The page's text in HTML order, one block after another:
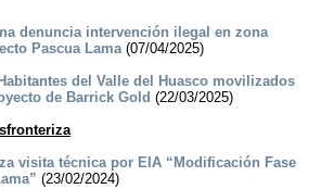
denuncia intervención ilegal en zona
Pascua Lama(07/04/2025)
del Valle del Huasco movilizados
de Barrick Gold (22/03/2025)
visita técnica por EIA “Modificación Fase
(23/02/2024)